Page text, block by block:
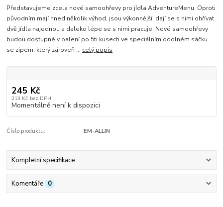
Představujeme zcela nové samoohřevy pro jídla AdventureMenu. Oproti
původním mají hned několik výhod, jsou výkonnější, dají se s nimi ohřívat
dvě jídla najednou a daleko lépe se s nimi pracuje. Nové samoohřevy
budou dostupné v balení po 5ti kusech ve speciálním odolném sáčku
se zipem, který zároveň ... celý popis
245 Kč
213 Kč bez DPH
Momentálně není k dispozici
Číslo produktu: EM-ALLIN
Kompletní specifikace
Komentáře 0